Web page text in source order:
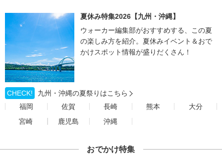
夏休み特集2026【九州・沖縄】
ウォーカー編集部がおすすめする、この夏
の楽しみ方を紹介。夏休みイベント＆おで
かけスポット情報が盛りだくさん！
CHECK!
九州・沖縄の夏祭りはこちら
福岡
佐賀 長崎 熊本
大分
宮崎
鹿児島 沖縄
おでかけ特集